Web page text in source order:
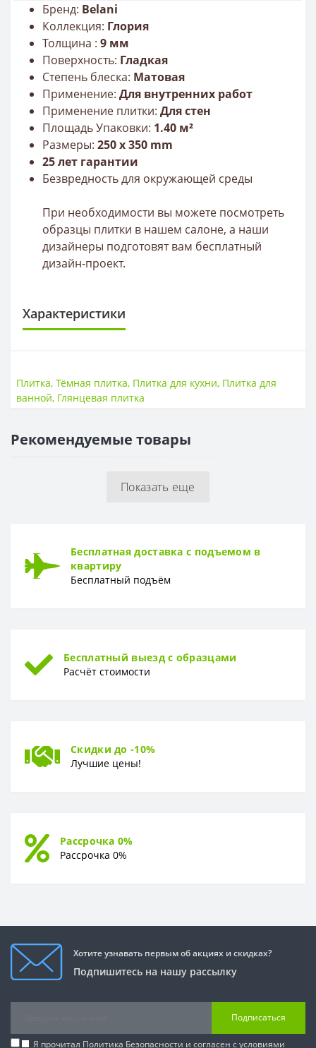
Бренд: Belani
Коллекция: Глория
Толщина : 9 мм
Поверхность: Гладкая
Степень блеска: Матовая
Применение: Для внутренних работ
Применение плитки: Для стен
Площадь Упаковки: 1.40 м²
Размеры: 250 х 350 mm
25 лет гарантии
Безвредность для окружающей среды
При необходимости вы можете посмотреть
образцы плитки в нашем салоне, а наши
дизайнеры подготовят вам бесплатный
дизайн-проект.
Характеристики
Размер
250*350
Тип
ПОВЕРХНОСТЬ
Плитка,Тёмная плитка, Плитка для кухни, Плитка для
ванной, Глянцевая плитка
Рекомендуемые товары
Показать еще
Бесплатная доставка с подъемом в
квартиру
Бесплатный подъём
Бесплатный выезд с образцами
Расчёт стоимости
Скидки до -10%
Лучшие цены!
Рассрочка 0%
Рассрочка 0%
Хотите узнавать первым об акциях и скидках?
Подпишитесь на нашу рассылку
Подписаться
Я прочитал Политика Безопасности и согласен с условиями